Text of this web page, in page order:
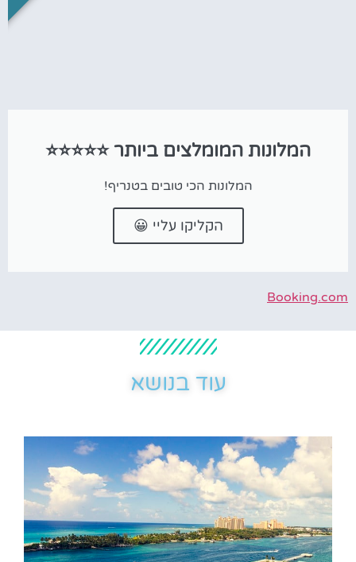
המלונות המומלצים ביותר ⭐⭐⭐⭐⭐
המלונות הכי טובים בטנריף!
הקליקו עליי 😀
Booking.com
עוד בנושא